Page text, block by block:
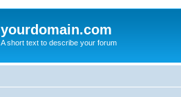
yourdomain.com
A short text to describe your forum